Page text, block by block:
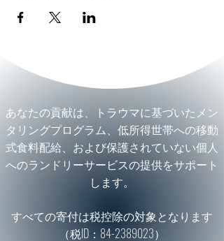
あなたの貢献は、トラウマに基づいたメン
タリングプログラム、低所得世帯への移動
式食料配給、および保護されていない個人
へのランドリーサービスの提供をサポート
します。
すべての寄付は税控除の対象となります
（税ID：84-2389023）